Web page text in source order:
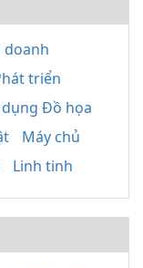
doanh
triển
Đồ họa
Máy chủ
Linh tinh